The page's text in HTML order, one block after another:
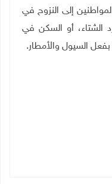
إلى النزوح في
الشتاء، أو السكن في
السيول والأمطار.